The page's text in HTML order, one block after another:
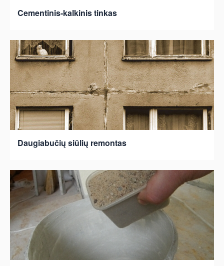
Cementinis-kalkinis tinkas
Daugiabučių siūlių remontas